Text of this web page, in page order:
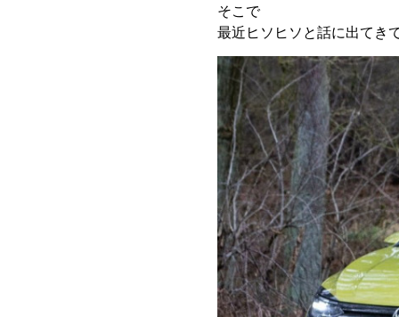
そこで
最近ヒソヒソと話に出てき